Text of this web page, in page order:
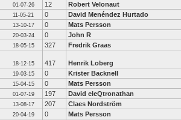
01-07-26 12 Robert Velonaut
11-05-21 0 David Menéndez Hurtado
13-10-17 0 Mats Persson
20-03-24 0 John R
18-05-15 327 Fredrik Graas
18-12-15 417 Henrik Loberg
19-03-15 0 Krister Backnell
15-04-15 0 Mats Persson
01-07-19 197 David eleQtronathan
13-08-17 207 Claes Nordström
20-04-19 0 Mats Persson